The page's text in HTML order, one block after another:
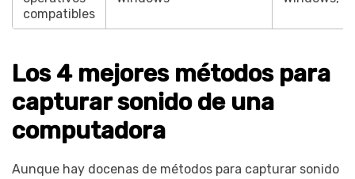
compatibles
Los 4 mejores métodos para
capturar sonido de una
computadora
Aunque hay docenas de métodos para capturar sonido